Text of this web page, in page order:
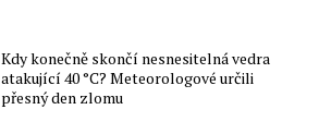
Kdy konečně skončí nesnesitelná vedra
atakující 40 °C? Meteorologové určili
přesný den zlomu